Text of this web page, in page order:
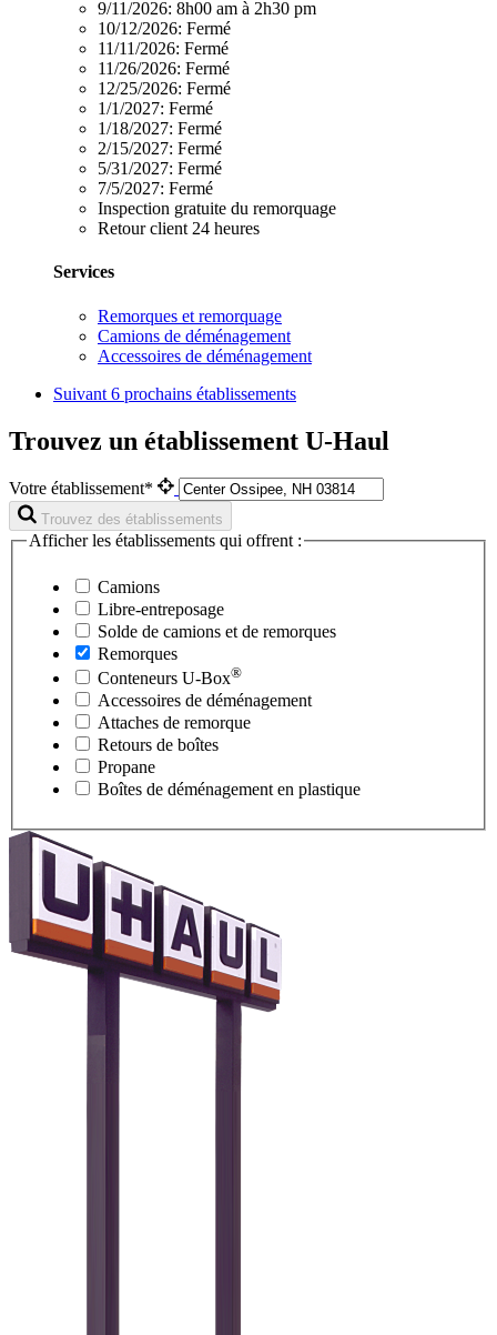
9/11/2026: 8h00 am à 2h30 pm
10/12/2026: Fermé
11/11/2026: Fermé
11/26/2026: Fermé
12/25/2026: Fermé
1/1/2027: Fermé
1/18/2027: Fermé
2/15/2027: Fermé
5/31/2027: Fermé
7/5/2027: Fermé
Inspection gratuite du remorquage
Retour client 24 heures
Services
Remorques et remorquage
Camions de déménagement
Accessoires de déménagement
Suivant 6 prochains établissements
Trouvez un établissement U-Haul
Votre établissement*
Trouvez des établissements
Afficher les établissements qui offrent :
Camions
Libre-entreposage
Solde de camions et de remorques
Remorques
Conteneurs U-Box®
Accessoires de déménagement
Attaches de remorque
Retours de boîtes
Propane
Boîtes de déménagement en plastique